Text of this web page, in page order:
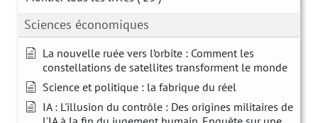
Sciences économiques
La nouvelle ruée vers l’orbite : Comment les
constellations de satellites transforment le monde
Science et politique : la fabrique du réel
IA : L'illusion du contrôle : Des origines militaires de